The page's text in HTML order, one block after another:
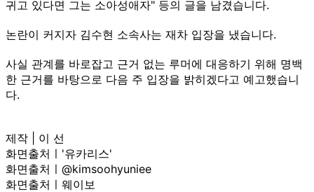
귀고 있다면 그는 소아성애자" 등의 글을 남겼습니다.
논란이 커지자 김수현 소속사는 재차 입장을 냈습니다.
사실 관계를 바로잡고 근거 없는 루머에 대응하기 위해 명백
한 근거를 바탕으로 다음 주 입장을 밝히겠다고 예고했습니
다.
제작 | 이 선
화면출처ㅣ'유카리스'
화면출처ㅣ@kimsoohyuniee
화면출처ㅣ웨이보